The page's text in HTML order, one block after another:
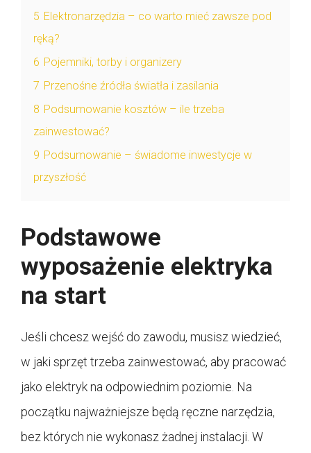
5 Elektronarzędzia – co warto mieć zawsze pod
ręką?
6 Pojemniki, torby i organizery
7 Przenośne źródła światła i zasilania
8 Podsumowanie kosztów – ile trzeba
zainwestować?
9 Podsumowanie – świadome inwestycje w
przyszłość
Podstawowe
wyposażenie elektryka
na start
Jeśli chcesz wejść do zawodu, musisz wiedzieć,
w jaki sprzęt trzeba zainwestować, aby pracować
jako elektryk na odpowiednim poziomie. Na
początku najważniejsze będą ręczne narzędzia,
bez których nie wykonasz żadnej instalacji. W